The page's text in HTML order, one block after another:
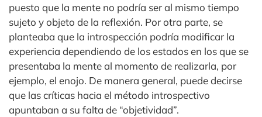
puesto que la mente no podría ser al mismo tiempo
sujeto y objeto de la reflexión. Por otra parte, se
planteaba que la introspección podría modificar la
experiencia dependiendo de los estados en los que se
presentaba la mente al momento de realizarla, por
ejemplo, el enojo. De manera general, puede decirse
que las críticas hacia el método introspectivo
apuntaban a su falta de “objetividad”.